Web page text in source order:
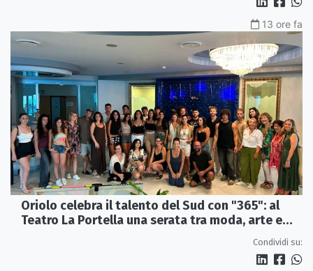
13 ore fa
Oriolo celebra il talento del Sud con "365": al
Teatro La Portella una serata tra moda, arte e
Condividi su: